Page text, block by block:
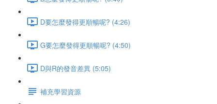
D要怎麼發得更順暢呢? (4:26)
G要怎麼發得更順暢呢? (4:50)
D與R的發音差異 (5:05)
補充學習資源